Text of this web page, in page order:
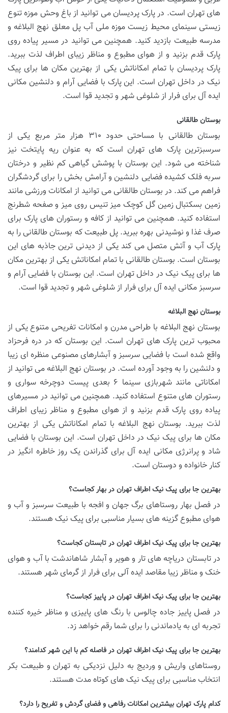
های تهران است. در پارک پردیسان می توانید از باغ وحش موزه تنوع
زیستی سینمای محیط زیست موزه ملی آب پل معلق نهج البلاغه و
مدرسه طبیعت بازدید کنید. همچنین می توانید در مسیر پیاده روی
پارک قدم بزنید و از هوای مطبوع و مناظر زیبای اطراف لذت ببرید.
پارک پردیسان با تمام امکاناتش یکی از بهترین مکان ها برای پیک
نیک در داخل تهران است. این پارک با فضایی آرام و دلنشین مکانی
ایده آل برای فرار از شلوغی شهر و تجدید قوا است.
بوستان طالقانی
بوستان طالقانی با مساحتی حدود ۳۱۰ هزار متر مربع یکی از
سرسبزترین پارک های تهران است که به عنوان ریه پایتخت نیز
شناخته می شود. این بوستان با پوشش گیاهی کم نظیر و درختان
سربه فلک کشیده فضایی دلنشین و آرامش بخش را برای گردشگران
فراهم می کند. در بوستان طالقانی می توانید از امکانات ورزشی مانند
زمین بسکتبال زمین گل کوچک میز تنیس روی میز و صفحه شطرنج
استفاده کنید. همچنین می توانید از کافه و رستوران های پارک برای
صرف غذا و نوشیدنی بهره ببرید. پل طبیعت که بوستان طالقانی را به
پارک آب و آتش متصل می کند یکی از دیدنی ترین جاذبه های این
بوستان است. بوستان طالقانی با تمام امکاناتش یکی از بهترین مکان
ها برای پیک نیک در داخل تهران است. این بوستان با فضایی آرام و
سرسبز مکانی ایده آل برای فرار از شلوغی شهر و تجدید قوا است.
بوستان نهج البلاغه
بوستان نهج البلاغه با طراحی مدرن و امکانات تفریحی متنوع یکی از
محبوب ترین پارک های تهران است. این بوستان که در دره فرحزاد
واقع شده است با فضایی سرسبز و آبشارهای مصنوعی منظره ای زیبا
و دلنشین را به وجود آورده است. در بوستان نهج البلاغه می توانید از
امکاناتی مانند شهربازی سینما ۶ بعدی پیست دوچرخه سواری و
رستوران های متنوع استفاده کنید. همچنین می توانید در مسیرهای
پیاده روی پارک قدم بزنید و از هوای مطبوع و مناظر زیبای اطراف
لذت ببرید. بوستان نهج البلاغه با تمام امکاناتش یکی از بهترین
مکان ها برای پیک نیک در داخل تهران است. این بوستان با فضایی
شاد و پرانرژی مکانی ایده آل برای گذراندن یک روز خاطره انگیز در
کنار خانواده و دوستان است.
بهترین جا برای پیک نیک اطراف تهران در بهار کجاست؟
در فصل بهار روستاهای برگ جهان و افجه با طبیعت سرسبز و آب و
هوای مطبوع گزینه های بسیار مناسبی برای پیک نیک هستند.
بهترین جا برای پیک نیک اطراف تهران در تابستان کجاست؟
در تابستان دریاچه های تار و هویر و آبشار شاهاندشت با آب و هوای
خنک و مناظر زیبا مقاصد ایده آلی برای فرار از گرمای شهر هستند.
بهترین جا برای پیک نیک اطراف تهران در پاییز کجاست؟
در فصل پاییز جاده چالوس با رنگ های پاییزی و مناظر خیره کننده
تجربه ای به یادماندنی را برای شما رقم خواهد زد.
بهترین جا برای پیک نیک اطراف تهران در فاصله کم با این شهر کدامند؟
روستاهای واریش و وردیج به دلیل نزدیکی به تهران و طبیعت بکر
انتخاب مناسبی برای پیک نیک های کوتاه مدت هستند.
کدام پارک تهران بیشترین امکانات رفاهی و فضای گردش و تفریح را دارد؟